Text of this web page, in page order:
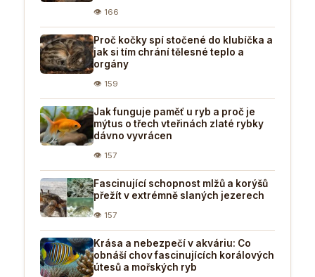
👁 166
Proč kočky spí stočené do klubíčka a
jak si tím chrání tělesné teplo a
orgány
👁 159
Jak funguje paměť u ryb a proč je
mýtus o třech vteřinách zlaté rybky
dávno vyvrácen
👁 157
Fascinující schopnost mlžů a korýšů
přežít v extrémně slaných jezerech
👁 157
Krása a nebezpečí v akváriu: Co
obnáší chov fascinujících korálových
útesů a mořských ryb